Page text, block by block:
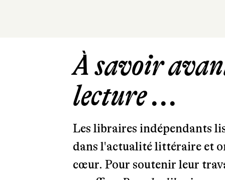
À savoir
lecture ...
Les libraires indépendants
dans l'actualité littéraire et
cœur. Pour soutenir leur